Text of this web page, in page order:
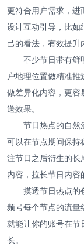
更符合用户需求，进
设计互动引导，比如
己的看法，有效提升
不少节日带有鲜
户地理位置做精准
做差异化内容，更容
送效果。
节日热点的自然
可以在节点期间保持
注节日之后衍生的长
内容，拉长节日内容
摸透节日热点的
频号每个节点的流量
就能让你的账号在
长。